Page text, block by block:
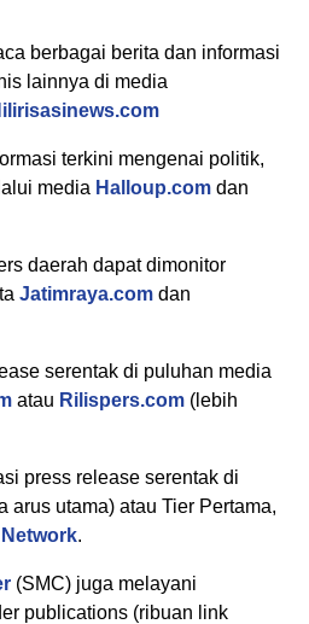
berbagai berita dan informasi
lainnya di media
terkini mengenai politik,
media Halloup.com dan
daerah dapat dimonitor
Jatimraya.com dan
serentak di puluhan media
atau Rilispers.com (lebih
press release serentak di
arus utama) atau Tier Pertama,
.
(SMC) juga melayani
publications (ribuan link